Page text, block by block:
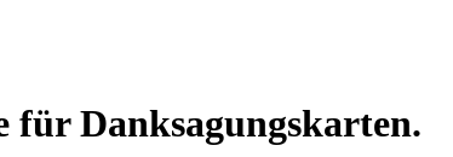
für Danksagungskarten.